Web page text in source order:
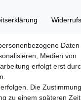
Alle Rechte vorbehalten.
Daten
Medien von
erfolgt erst
Die
zu einem späteren